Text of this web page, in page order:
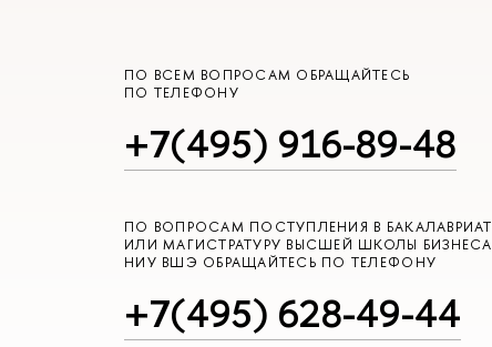
ПО ВСЕМ ВОПРОСАМ ОБРАЩАЙТЕСЬ
ПО ТЕЛЕФОНУ
+7(495) 916-89-48
ПО ВОПРОСАМ ПОСТУПЛЕНИЯ В БАКАЛАВРИАТ
ИЛИ МАГИСТРАТУРУ ВЫСШЕЙ ШКОЛЫ БИЗНЕСА
НИУ ВШЭ ОБРАЩАЙТЕСЬ ПО ТЕЛЕФОНУ
+7(495) 628-49-44